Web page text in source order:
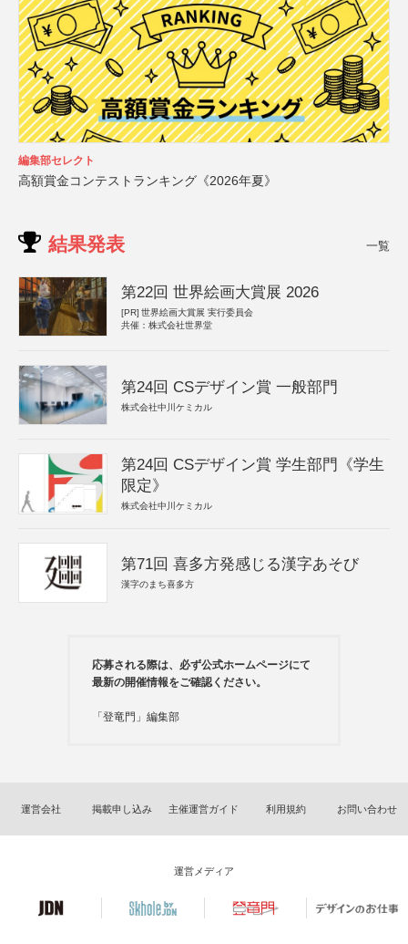
編集部セレクト
高額賞金コンテストランキング《2026年夏》
結果発表 一覧
第22回 世界絵画大賞展 2026
[PR] 世界絵画大賞展 実行委員会
共催：株式会社世界堂
第24回 CSデザイン賞 一般部門
株式会社中川ケミカル
第24回 CSデザイン賞 学生部門《学生
限定》
株式会社中川ケミカル
第71回 喜多方発感じる漢字あそび
漢字のまち喜多方
応募される際は、必ず公式ホームページにて
最新の開催情報をご確認ください。
「登竜門」編集部
運営会社 掲載申し込み 主催運営ガイド 利用規約 お問い合わせ
運営メディア